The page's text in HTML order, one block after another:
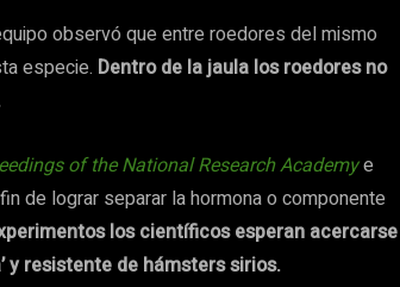
observó que entre roedores del mismo
especie. Dentro de la jaula los roedores no
of the National Research Academye
de lograr separar la hormona o componente
los científicos esperan acercarse
y resistente de hámsters sirios.